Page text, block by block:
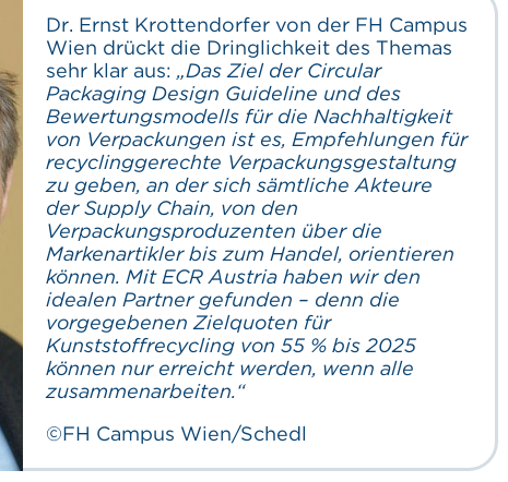
Dr. Ernst Krottendorfer von der FH Campus
Wien drückt die Dringlichkeit des Themas
sehr klar aus:„Das Ziel der Circular
Packaging Design Guideline und des
Bewertungsmodells für die Nachhaltigkeit
von Verpackungen ist es, Empfehlungen für
recyclinggerechte Verpackungsgestaltung
zu geben, an der sich sämtliche Akteure
der Supply Chain, von den
Verpackungsproduzenten über die
Markenartikler bis zum Handel, orientieren
können. Mit ECR Austria haben wir den
idealen Partner gefunden – denn die
vorgegebenen Zielquoten für
Kunststoffrecycling von 55 % bis 2025
können nur erreicht werden, wenn alle
zusammenarbeiten.“
©FH Campus Wien/Schedl